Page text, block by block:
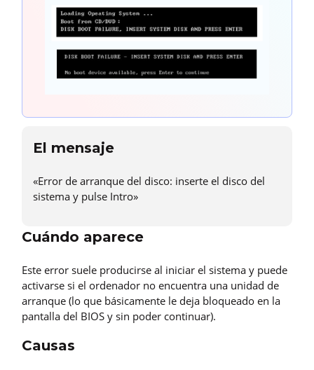
El mensaje
«Error de arranque del disco: inserte el disco del
sistema y pulse Intro»
Cuándo aparece
Este error suele producirse al iniciar el sistema y puede
activarse si el ordenador no encuentra una unidad de
arranque (lo que básicamente le deja bloqueado en la
pantalla del BIOS y sin poder continuar).
Causas